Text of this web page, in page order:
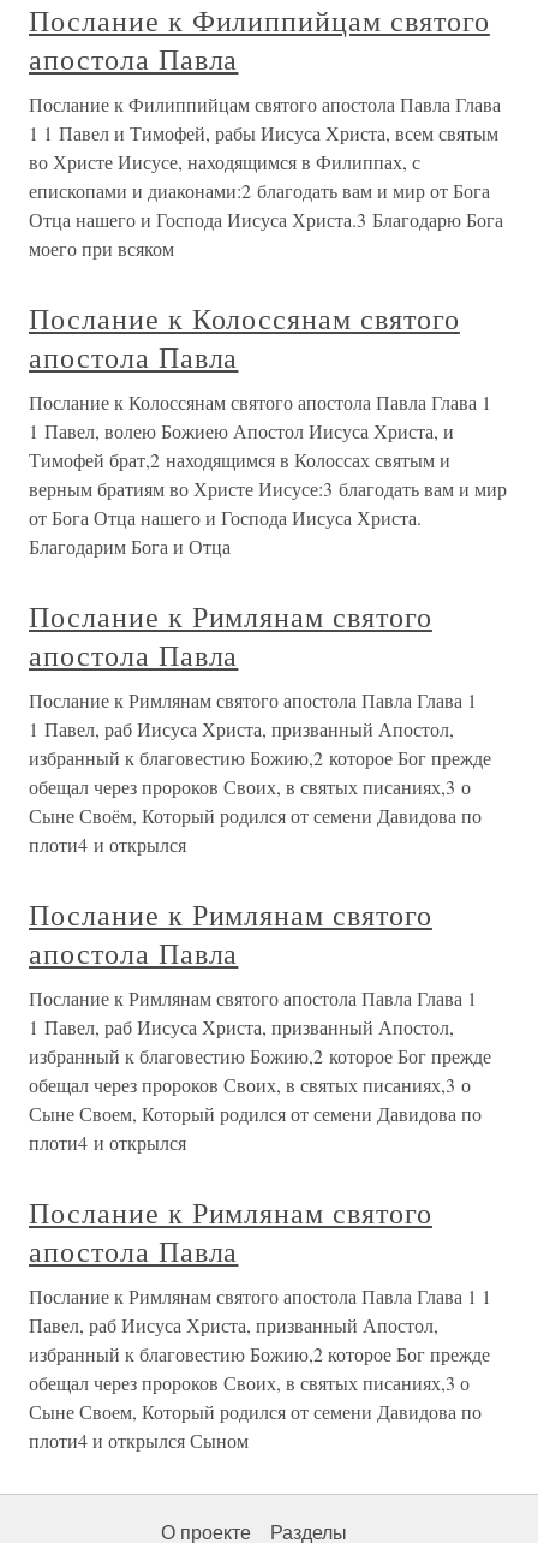
Послание к Филиппийцам святого
апостола Павла
Послание к Филиппийцам святого апостола Павла Глава
1 1 Павел и Тимофей, рабы Иисуса Христа, всем святым
во Христе Иисусе, находящимся в Филиппах, с
епископами и диаконами:2 благодать вам и мир от Бога
Отца нашего и Господа Иисуса Христа.3 Благодарю Бога
моего при всяком
Послание к Колоссянам святого
апостола Павла
Послание к Колоссянам святого апостола Павла Глава 1
1 Павел, волею Божиею Апостол Иисуса Христа, и
Тимофей брат,2 находящимся в Колоссах святым и
верным братиям во Христе Иисусе:3 благодать вам и мир
от Бога Отца нашего и Господа Иисуса Христа.
Благодарим Бога и Отца
Послание к Римлянам святого
апостола Павла
Послание к Римлянам святого апостола Павла Глава 1
1 Павел, раб Иисуса Христа, призванный Апостол,
избранный к благовестию Божию,2 которое Бог прежде
обещал через пророков Своих, в святых писаниях,3 о
Сыне Своём, Который родился от семени Давидова по
плоти4 и открылся
Послание к Римлянам святого
апостола Павла
Послание к Римлянам святого апостола Павла Глава 1
1 Павел, раб Иисуса Христа, призванный Апостол,
избранный к благовестию Божию,2 которое Бог прежде
обещал через пророков Своих, в святых писаниях,3 о
Сыне Своем, Который родился от семени Давидова по
плоти4 и открылся
Послание к Римлянам святого
апостола Павла
Послание к Римлянам святого апостола Павла Глава 1 1
Павел, раб Иисуса Христа, призванный Апостол,
избранный к благовестию Божию,2 которое Бог прежде
обещал через пророков Своих, в святых писаниях,3 о
Сыне Своем, Который родился от семени Давидова по
плоти4 и открылся Сыном
О проекте Разделы